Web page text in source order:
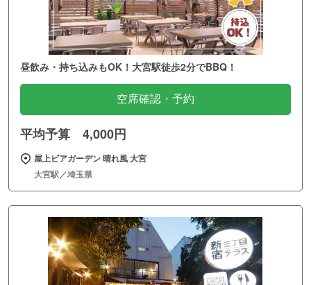
昼飲み・持ち込みもOK！大宮駅徒歩2分でBBQ！
空席確認・予約
平均予算 4,000円
屋上ビアガーデン 晴れ風 大宮
大宮駅／埼玉県